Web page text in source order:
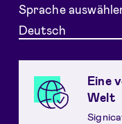
Sprache
Deutsch
Eine
Welt